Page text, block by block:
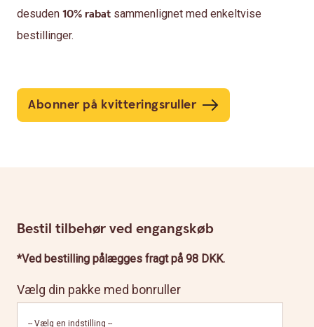
desuden 10% rabat sammenlignet med enkeltvise
bestillinger.
Abonner på kvitteringsruller
Bestil tilbehør ved engangskøb
*Ved bestilling pålægges fragt på 98 DKK.
Vælg din pakke med bonruller